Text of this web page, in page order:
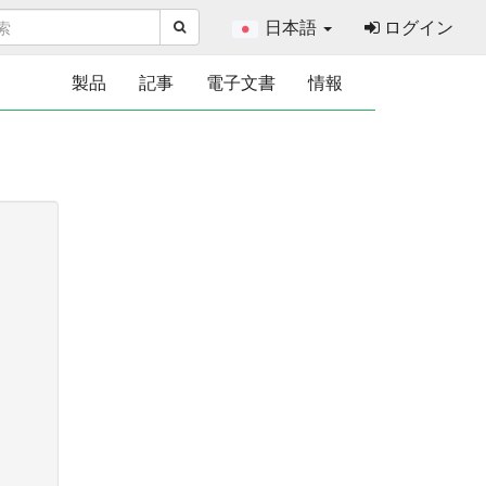
日本語 ログイン
製品 記事 電子文書 情報